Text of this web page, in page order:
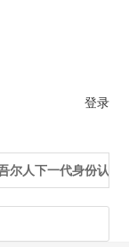
登录
人下一代身份认同